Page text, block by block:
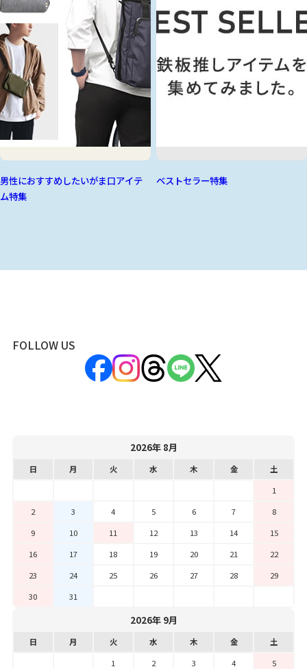
男性におすすめしたいがま口アイテ
ム特集
ベストセラー特集
FOLLOW US
2026年 8月
日 月 火 水 木 金
土
1
2
3 4 5 6 7
8
9
10 11 12 13 14
15
16
17 18 19 20 21
22
23
24 25 26 27 28
29
30
31
2026年 9月
日 月 火 水 木 金
土
1
2 3 4
5